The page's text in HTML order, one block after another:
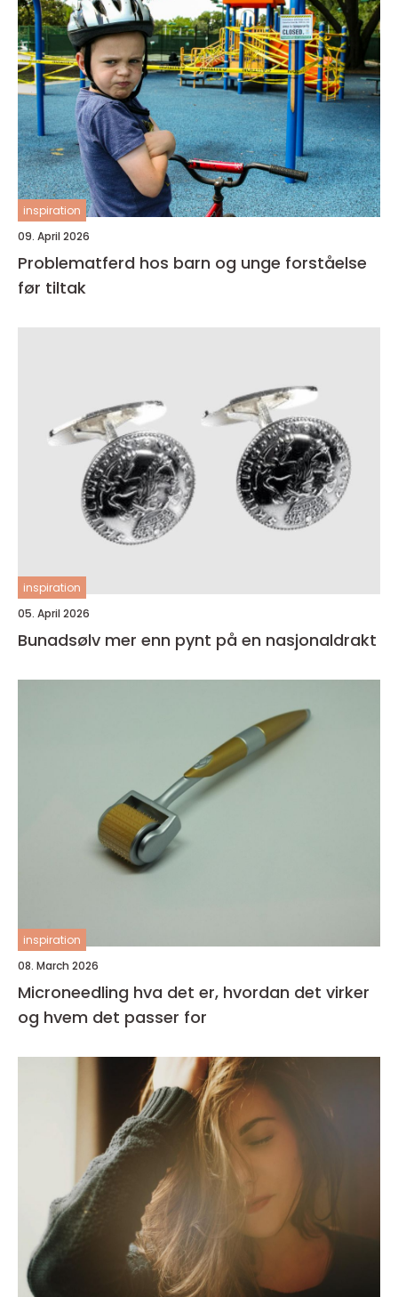
inspiration
09. April 2026
Problematferd hos barn og unge forståelse
før tiltak
inspiration
05. April 2026
Bunadsølv mer enn pynt på en nasjonaldrakt
inspiration
08. March 2026
Microneedling hva det er, hvordan det virker
og hvem det passer for